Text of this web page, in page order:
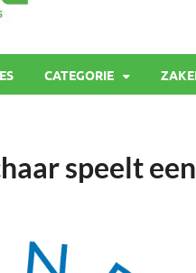
CATEGORIE
speelt